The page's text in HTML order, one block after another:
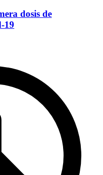
dosis de
19